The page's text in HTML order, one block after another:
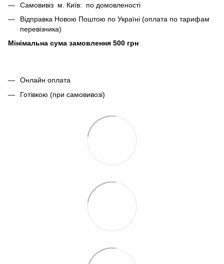
Самовивіз м. Київ: по домовленості
Відправка Новою Поштою по Україні (оплата по тарифам
перевізника)
Мінімальна сума замовлення 500 грн
Онлайн оплата
Готівкою (при самовивозі)